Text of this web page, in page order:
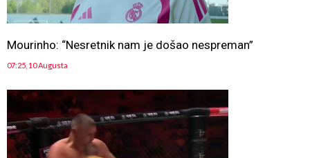
Mourinho: “Nesretnik nam je došao nespreman”
07:25, 10 Augusta